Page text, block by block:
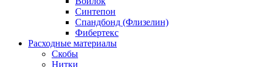
Синтепон
Спандбонд (Флизелин)
Фибертекс
Расходные материалы
Скобы
Нитки